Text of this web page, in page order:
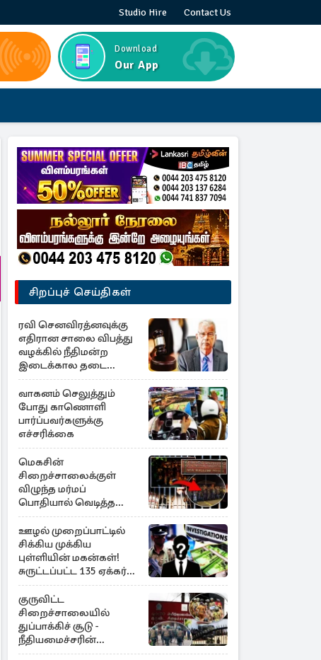
Studio Hire Contact Us
Download
Our App
சிறப்புச் செய்திகள்
ரவி செனவிரத்னவுக்கு
எதிரான சாலை விபத்து
வழக்கில் நீதிமன்ற
இடைக்கால தடை
உத்தரவு!
வாகனம் செலுத்தும்
போது காணொளி
பார்ப்பவர்களுக்கு
எச்சரிக்கை
மெகசின்
சிறைச்சாலைக்குள்
விழுந்த மர்மப்
பொதியால் வெடித்த
மோதல் - ஒருவர் பலி :
பலர் காயம்
ஊழல் முறைப்பாட்டில்
சிக்கிய முக்கிய
புள்ளியின் மகன்கள்!
சுருட்டப்பட்ட 135 ஏக்கர்
தேயிலைத் தோட்டம்
குருவிட்ட
சிறைச்சாலையில்
துப்பாக்கிச் சூடு -
நீதியமைச்சரின்
அறிவிப்பு